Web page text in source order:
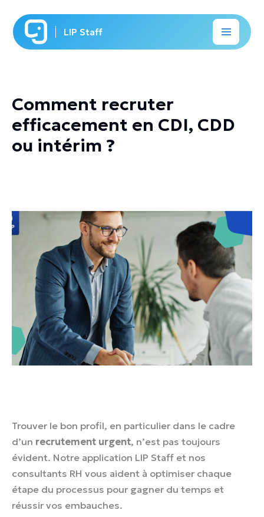
contenu
LIP Staff
Comment recruter
efficacement en CDI, CDD
ou intérim ?
Trouver le bon profil, en particulier dans le cadre
d’un recrutement urgent, n’est pas toujours
évident. Notre application LIP Staff et nos
consultants RH vous aident à optimiser chaque
étape du processus pour gagner du temps et
réussir vos embauches.